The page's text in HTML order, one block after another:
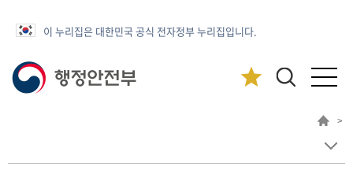
이 누리집은 대한민국 공식 전자정부 누리집입니다.
>